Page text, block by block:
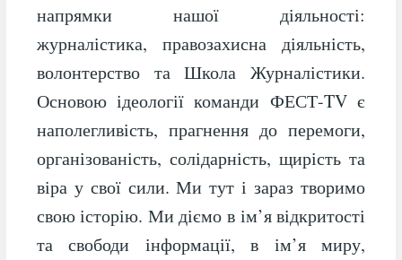
напрямки нашої діяльності:
журналістика, правозахисна діяльність,
волонтерство та Школа Журналістики.
Основою ідеології команди ФЕСТ-TV є
наполегливість, прагнення до перемоги,
організованість, солідарність, щирість та
віра у свої сили. Ми тут і зараз творимо
свою історію. Ми діємо в ім’я відкритості
та свободи інформації, в ім’я миру,